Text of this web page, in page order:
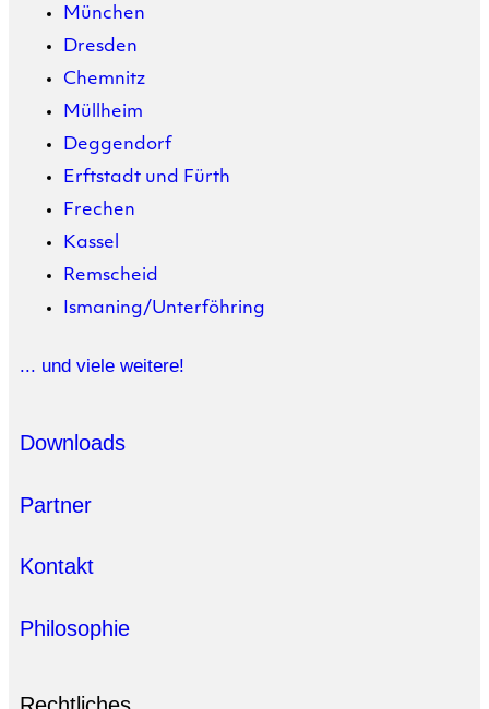
München
Dresden
Chemnitz
Müllheim
Deggendorf
Erftstadt und Fürth
Frechen
Kassel
Remscheid
Ismaning/Unterföhring
... und viele weitere!
Downloads
Partner
Kontakt
Philosophie